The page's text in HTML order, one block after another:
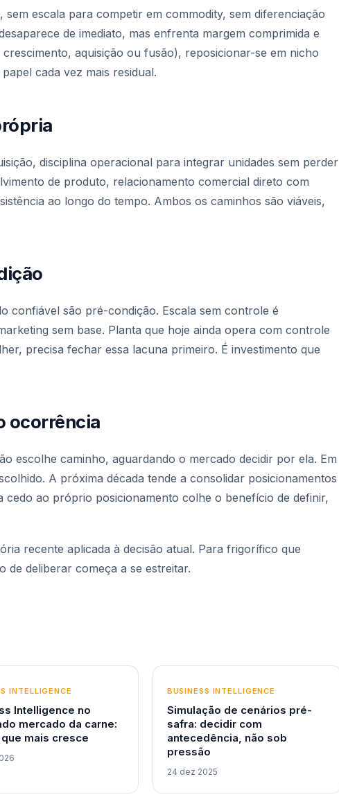
escala para competir em commodity, sem diferenciação
de imediato, mas enfrenta margem comprimida e
aquisição ou fusão), reposicionar-se em nicho
cada vez mais residual.
disciplina operacional para integrar unidades sem perder
de produto, relacionamento comercial direto com
ao longo do tempo. Ambos os caminhos são viáveis,
confiável são pré-condição. Escala sem controle é
sem base. Planta que hoje ainda opera com controle
precisa fechar essa lacuna primeiro. É investimento que
ocorrência
escolhe caminho, aguardando o mercado decidir por ela. Em
A próxima década tende a consolidar posicionamentos
ao próprio posicionamento colhe o benefício de definir,
recente aplicada à decisão atual. Para frigorífico que
de deliberar começa a se estreitar.
INTELLIGENCE
Intelligence no
mercado da carne:
que mais cresce
BUSINESS INTELLIGENCE
Simulação de cenários pré-
safra: decidir com
antecedência, não sob
pressão
24 dez 2025